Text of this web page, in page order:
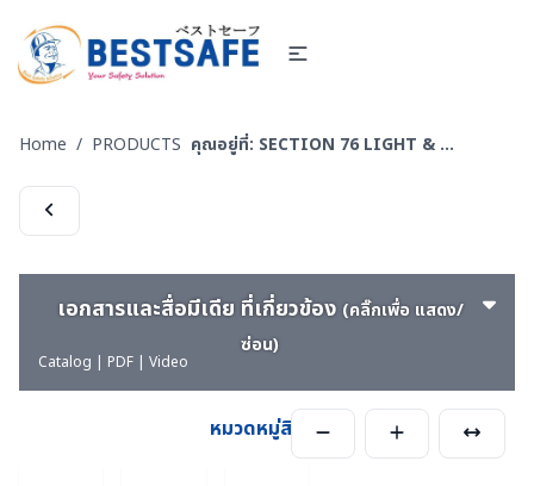
Home / PRODUCTS คุณอยู่ที่: SECTION 76 LIGHT & FLASHLIGHT - ไฟฟ้า ไฟฉาย และไฟกันระเบิด สำหรับงานอับอากาศและไวไฟ
เอกสารและสื่อมีเดีย ที่เกี่ยวข้อง (คลิ๊กเพื่อ แสดง/
ซ่อน)
Catalog | PDF | Video
หมวดหมู่สินค้า